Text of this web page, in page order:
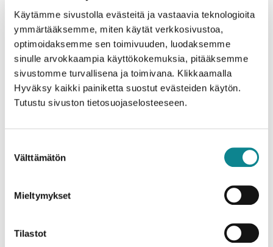
Käytämme sivustolla evästeitä ja vastaavia teknologioita
ymmärtääksemme, miten käytät verkkosivustoa,
optimoidaksemme sen toimivuuden, luodaksemme
sinulle arvokkaampia käyttökokemuksia, pitääksemme
sivustomme turvallisena ja toimivana. Klikkaamalla
Hyväksy kaikki painiketta suostut evästeiden käytön.
Tutustu sivuston tietosuojaselosteeseen.
valinta
Välttämätön
Mieltymykset
Tilastot
Olemme mukana KOPA 2024
-tapahtumassa 5.-6.11.
Hei sote-alan ammattilainen. Aiotko vierailla ensi viikolla
KOPA 2024 -tapahtumassa?
Olemme mukanaKOPA 2024 – Kotihoito ja palveluasuminen
Helsinki Airport, Vantaa.
Kyseessä on Suomen suurin vanhusten ja vammaisten
Tervetuloa osastollemme keskustelemaan hoiva- ja
lähituotantona Suomessa valmistettuihin kalusteisiimme.